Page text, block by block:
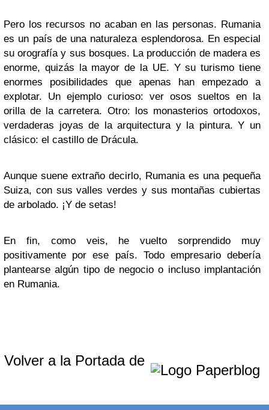
Pero los recursos no acaban en las personas. Rumania
es un país de una naturaleza esplendorosa. En especial
su orografía y sus bosques. La producción de madera es
enorme, quizás la mayor de la UE. Y su turismo tiene
enormes posibilidades que apenas han empezado a
explotar. Un ejemplo curioso: ver osos sueltos en la
orilla de la carretera. Otro: los monasterios ortodoxos,
verdaderas joyas de la arquitectura y la pintura. Y un
clásico: el castillo de Drácula.
Aunque suene extraño decirlo, Rumania es una pequeña
Suiza, con sus valles verdes y sus montañas cubiertas
de arbolado. ¡Y de setas!
En fin, como veis, he vuelto sorprendido muy
positivamente por ese país. Todo empresario debería
plantearse algún tipo de negocio o incluso implantación
en Rumania.
Volver a la Portada de